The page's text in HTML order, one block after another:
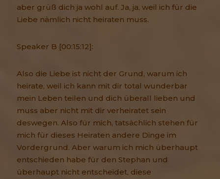
aber grüß dich ja wohl auf. Ja, ja, weil ich für die
Liebe nämlich nicht heiraten muss.
Speaker B [00:15:12]:
Also die Liebe ist nicht der Grund, warum ich
heirate, weil ich kann mit dir total wunderbar
mein Leben teilen und dich überall lieben und
muss aber nicht mit dir verheiratet sein
deswegen. Also für mich, tatsächlich stehen für
mich für dieses Heiraten andere Dinge im
Vordergrund. Aber warum ich mich überhaupt
entschieden habe für den Stephan und
überhaupt nicht entscheidet, diese